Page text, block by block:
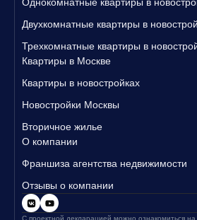
Однокомнатные квартиры в
Двухкомнатные квартиры в
Трехкомнатные квартиры в
Квартиры в Москве
Квартиры в новостройках
Новостройки Москвы
Вторичное жилье
О компании
Франшиза агентства недвижимости
Отзывы о компании